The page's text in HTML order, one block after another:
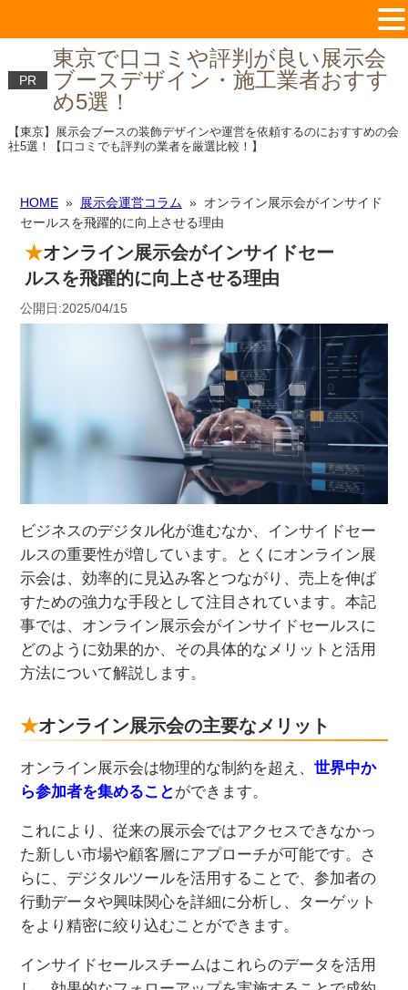
PR
東京で口コミや評判が良い展示会
ブースデザイン・施工業者おすす
め5選！
【東京】展示会ブースの装飾デザインや運営を依頼するのにおすすめの会
社5選！【口コミでも評判の業者を厳選比較！】
HOME» 展示会運営コラム » オンライン展示会がインサイド
セールスを飛躍的に向上させる理由
オンライン展示会がインサイドセー
ルスを飛躍的に向上させる理由
公開日:2025/04/15
ビジネスのデジタル化が進むなか、インサイドセー
ルスの重要性が増しています。とくにオンライン展
示会は、効率的に見込み客とつながり、売上を伸ば
すための強力な手段として注目されています。本記
事では、オンライン展示会がインサイドセールスに
どのように効果的か、その具体的なメリットと活用
方法について解説します。
オンライン展示会の主要なメリット
オンライン展示会は物理的な制約を超え、 世界中か
ら参加者を集めることができます。
これにより、従来の展示会ではアクセスできなかっ
た新しい市場や顧客層にアプローチが可能です。さ
らに、デジタルツールを活用することで、参加者の
行動データや興味関心を詳細に分析し、ターゲット
をより精密に絞り込むことができます。
インサイドセールスチームはこれらのデータを活用